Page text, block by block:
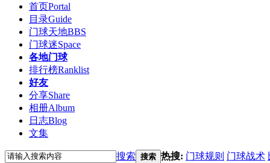
首页Portal
目录Guide
门球天地BBS
门球迷Space
各地门球
排行榜Ranklist
好友
分享Share
相册Album
日志Blog
文集
搜索 搜索 热搜: 门球规则 门球战术